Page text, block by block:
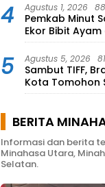
4 Agustus 1, 2026
Pemkab Minut
Ekor Bibit
5 Agustus 5, 2026
Sambut TIFF,
Kota Tomohon
Sukseskan TIFF
BERITA
Informasi dan berita
Minahasa Utara,
Selatan.